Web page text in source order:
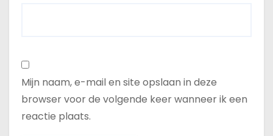
Mijn naam, e-mail en site opslaan in deze
browser voor de volgende keer wanneer ik een
reactie plaats.